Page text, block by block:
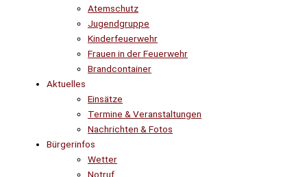
Atemschutz
Jugendgruppe
Kinderfeuerwehr
Frauen in der Feuerwehr
Brandcontainer
Aktuelles
Einsätze
Termine & Veranstaltungen
Nachrichten & Fotos
Bürgerinfos
Wetter
Notruf